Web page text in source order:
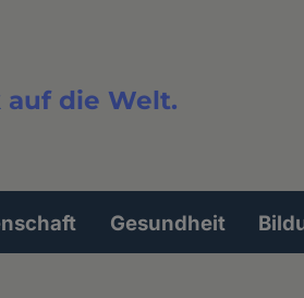
auf die Welt.
Gesundheit